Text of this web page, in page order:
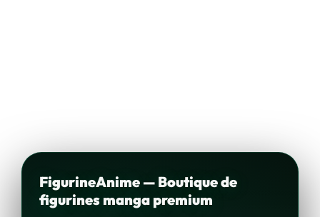
FigurineAnime — Boutique de
figurines manga premium